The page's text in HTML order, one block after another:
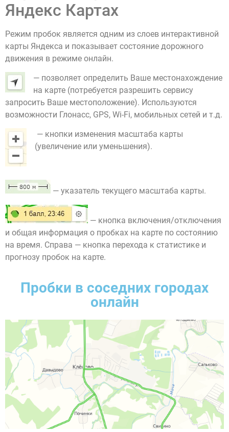
Яндекс Картах
Режим пробок является одним из слоев интерактивной
карты Яндекса и показывает состояние дорожного
движения в режиме онлайн.
— позволяет определить Ваше местонахождение
на карте (потребуется разрешить сервису
запросить Ваше местоположение). Используются
возможности Глонасс, GPS, Wi-Fi, мобильных сетей и т.д.
— кнопки изменения масштаба карты
(увеличение или уменьшения).
— указатель текущего масштаба карты.
— кнопка включения/отключения
и общая информация о пробках на карте по состоянию
на время. Справа — кнопка перехода к статистике и
прогнозу пробок на карте.
Пробки в соседних городах
онлайн